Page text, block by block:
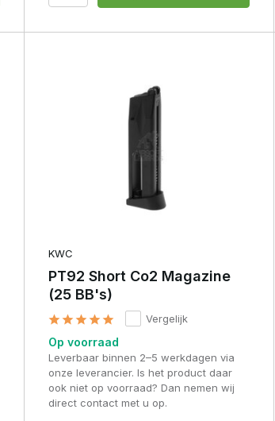
KWC
PT92 Short Co2 Magazine
(25 BB's)
Vergelijk
Op voorraad
Leverbaar binnen 2–5 werkdagen via
onze leverancier. Is het product daar
ook niet op voorraad? Dan nemen wij
direct contact met u op.